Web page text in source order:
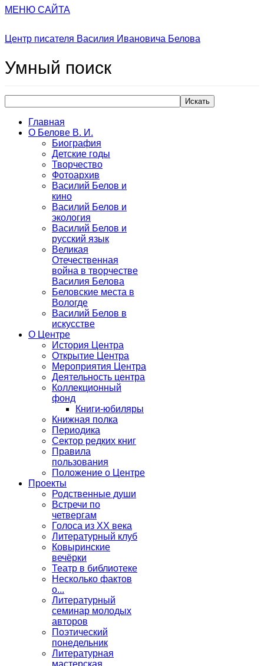
МЕНЮ САЙТА
Центр писателя Василия Ивановича Белова
Умный поиск
Искать
Главная
О Белове В. И.
Биография
Детские годы
Творчество
Фотоархив
Василий Белов и
кино
Василий Белов и
экология
Василий Белов и
русский язык
Великая
Отечественная
война в творчестве
Василия Белова
Беловские места в
Вологде
Василий Белов в
искусстве
О Центре
История Центра
Открытие Центра
Мероприятия Центра
Деятельность центра
Коллекционный
фонд
Книги-юбиляры
Книжная полка
Периодика
Сектор редких книг
Правила
пользования
Положение о Центре
Проекты
Родственные души
Встречи по
четвергам
Голоса из ХХ века
Литературный клуб
Ковыринские
вечёрки
Театр в библиотеке
Несколько фактов
о...
Литературный
семинар молодых
авторов
Поэтический
понедельник
Литературная
мастерская